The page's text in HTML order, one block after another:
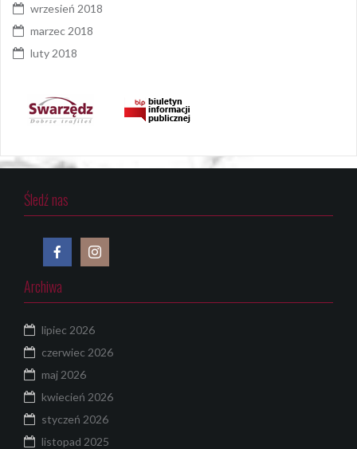
wrzesień 2018
marzec 2018
luty 2018
Śledź nas
Archiwa
lipiec 2026
czerwiec 2026
maj 2026
kwiecień 2026
styczeń 2026
listopad 2025